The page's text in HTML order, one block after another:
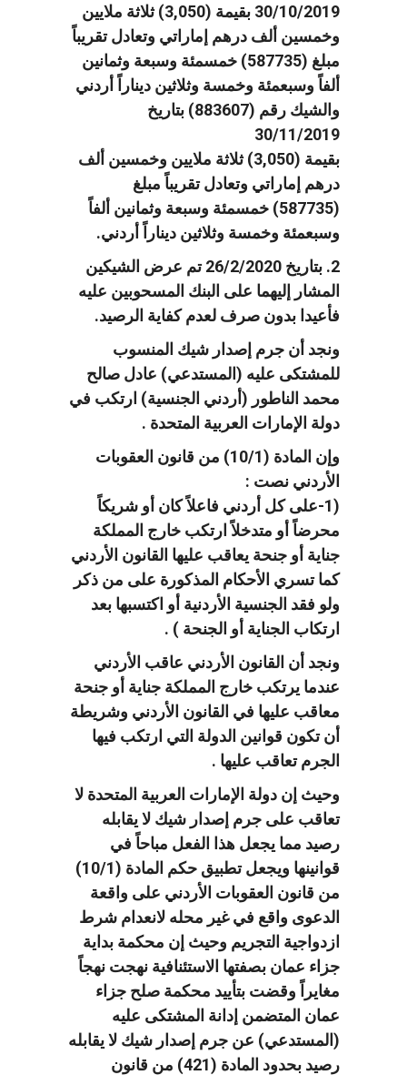
30/10/2019 بقيمة (3,050) ثلاثة ملايين
وخمسين ألف درهم إماراتي وتعادل تقريباً
مبلغ (587735) خمسمئة وسبعة وثمانين
ألفاً وسبعمئة وخمسة وثلاثين ديناراً أردني
والشيك رقم (883607) بتاريخ
30/11/2019
بقيمة (3,050) ثلاثة ملايين وخمسين ألف
درهم إماراتي وتعادل تقريباً مبلغ
(587735) خمسمئة وسبعة وثمانين ألفاً
وسبعمئة وخمسة وثلاثين ديناراً أردني.
2. بتاريخ 26/2/2020 تم عرض الشيكين
المشار إليهما على البنك المسحوبين عليه
فأعيدا بدون صرف لعدم كفاية الرصيد.
ونجد أن جرم إصدار شيك المنسوب
للمشتكى عليه (المستدعي) عادل صالح
محمد الناطور (أردني الجنسية) ارتكب في
دولة الإمارات العربية المتحدة .
وإن المادة (10/1) من قانون العقوبات
الأردني نصت :
(1-على كل أردني فاعلاً كان أو شريكاً
محرضاً أو متدخلاً ارتكب خارج المملكة
جناية أو جنحة يعاقب عليها القانون الأردني
كما تسري الأحكام المذكورة على من ذكر
ولو فقد الجنسية الأردنية أو اكتسبها بعد
ارتكاب الجناية أو الجنحة ) .
ونجد أن القانون الأردني عاقب الأردني
عندما يرتكب خارج المملكة جناية أو جنحة
معاقب عليها في القانون الأردني وشريطة
أن تكون قوانين الدولة التي ارتكب فيها
الجرم تعاقب عليها .
وحيث إن دولة الإمارات العربية المتحدة لا
تعاقب على جرم إصدار شيك لا يقابله
رصيد مما يجعل هذا الفعل مباحاً في
قوانينها ويجعل تطبيق حكم المادة (10/1)
من قانون العقوبات الأردني على واقعة
الدعوى واقع في غير محله لانعدام شرط
ازدواجية التجريم وحيث إن محكمة بداية
جزاء عمان بصفتها الاستئنافية نهجت نهجاً
مغايراً وقضت بتأييد محكمة صلح جزاء
عمان المتضمن إدانة المشتكى عليه
(المستدعي) عن جرم إصدار شيك لا يقابله
رصيد بحدود المادة (421) من قانون